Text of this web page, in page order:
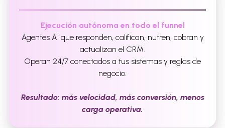
Ejecución autónoma en todo el funnel
Agentes AI que responden, califican, nutren, cobran y
actualizan el CRM.
Operan 24/7 conectados a tus sistemas y reglas de
negocio.
Resultado: más velocidad, más conversión, menos
carga operativa.